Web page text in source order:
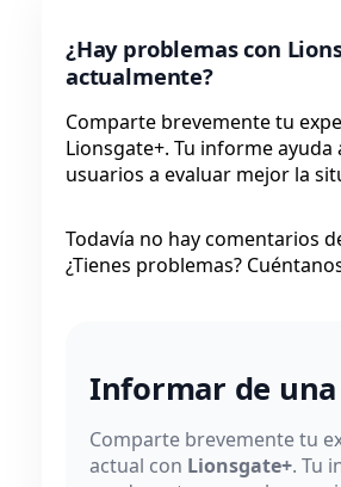
¿Hay problemas con
actualmente?
Comparte brevemente tu
Lionsgate+. Tu informe ayuda
usuarios a evaluar mejor la
Todavía no hay comentarios
¿Tienes problemas?
Informar de una
Comparte brevemente tu
actual con Lionsgate+. Tu